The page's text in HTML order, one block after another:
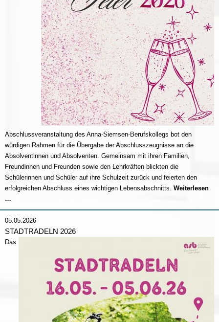
Abschlussveranstaltung des Anna-Siemsen-Berufskollegs bot den
würdigen Rahmen für die Übergabe der Abschlusszeugnisse an die
Absolventinnen und Absolventen. Gemeinsam mit ihren Familien,
Freundinnen und Freunden sowie den Lehrkräften blickten die
Schülerinnen und Schüler auf ihre Schulzeit zurück und feierten den
erfolgreichen Abschluss eines wichtigen Lebensabschnitts. Weiterlesen
…
2026
05.05.2026
STADTRADELN 2026
Das